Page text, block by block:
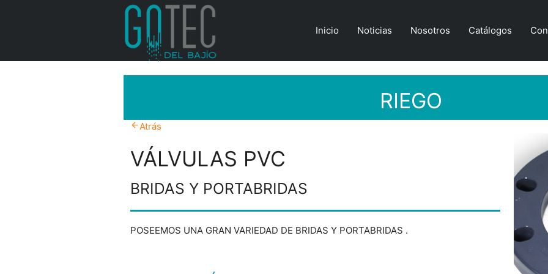
Inicio Noticias Nosotros Catálogos
RIEGO
arrow_backAtrás
VÁLVULAS PVC
BRIDAS Y PORTABRIDAS
POSEEMOS UNA GRAN VARIEDAD DE BRIDAS Y PORTABRIDAS .